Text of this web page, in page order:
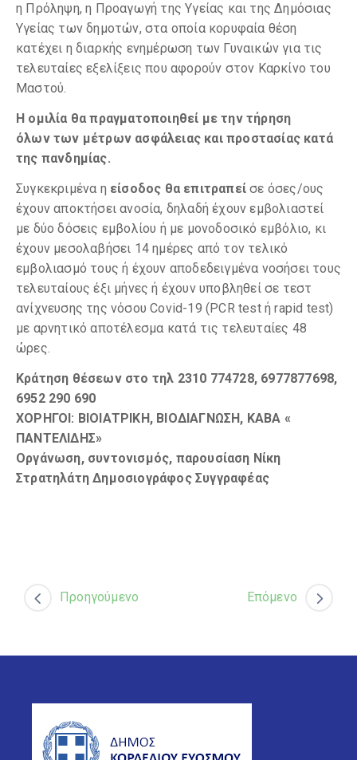
η Πρόληψη, η Προαγωγή της Υγείας και της Δημόσιας
Υγείας των δημοτών, στα οποία κορυφαία θέση
κατέχει η διαρκής ενημέρωση των Γυναικών για τις
τελευταίες εξελίξεις που αφορούν στον Καρκίνο του
Μαστού.
Η ομιλία θα πραγματοποιηθεί με την τήρηση
όλων των μέτρων ασφάλειας και προστασίας κατά
της πανδημίας.
Συγκεκριμένα η είσοδος θα επιτραπείσε όσες/ους
έχουν αποκτήσει ανοσία, δηλαδή έχουν εμβολιαστεί
με δύο δόσεις εμβολίου ή με μονοδοσικό εμβόλιο, κι
έχουν μεσολαβήσει 14 ημέρες από τον τελικό
εμβολιασμό τους ή έχουν αποδεδειγμένα νοσήσει τους
τελευταίους έξι μήνες ή έχουν υποβληθεί σε τεστ
ανίχνευσης της νόσου Covid-19 (PCR test ή rapid test)
με αρνητικό αποτέλεσμα κατά τις τελευταίες 48
ώρες.
Κράτηση θέσεων στο τηλ 2310 774728, 6977877698,
6952 290 690
ΧΟΡΗΓΟΙ: ΒΙΟΙΑΤΡΙΚΗ, ΒΙΟΔΙΑΓΝΩΣΗ, ΚΑΒΑ «
ΠΑΝΤΕΛΙΔΗΣ»
Οργάνωση, συντονισμός, παρουσίαση Νίκη
Στρατηλάτη Δημοσιογράφος Συγγραφέας
Προηγούμενο Επόμενο